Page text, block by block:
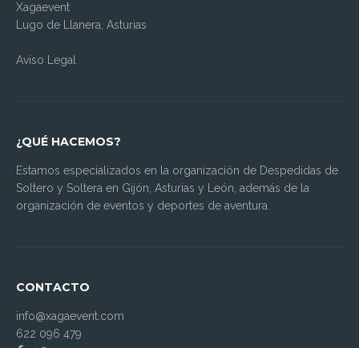
Xagaevent
Lugo de Llanera, Asturias
Aviso Legal
¿QUÉ HACEMOS?
Estamos especializados en la organización de Despedidas de
Soltero y Soltera en Gijón, Asturias y León, además de la
organización de eventos y deportes de aventura.
CONTACTO
info@xagaevent.com
622 096 479